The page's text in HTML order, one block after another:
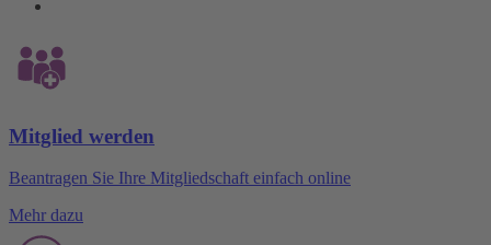
Mitglied werden
Beantragen Sie Ihre Mitgliedschaft einfach online
Mehr dazu